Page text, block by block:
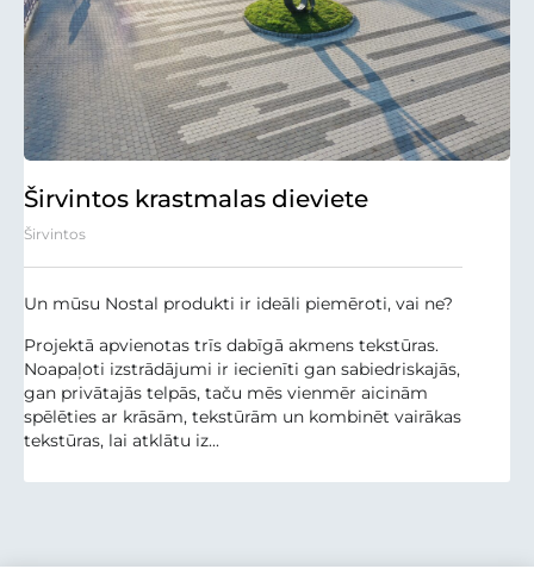
Širvintos krastmalas dieviete
Širvintos
Un mūsu Nostal produkti ir ideāli piemēroti, vai ne?
Projektā apvienotas trīs dabīgā akmens tekstūras.
Noapaļoti izstrādājumi ir iecienīti gan sabiedriskajās,
gan privātajās telpās, taču mēs vienmēr aicinām
spēlēties ar krāsām, tekstūrām un kombinēt vairākas
tekstūras, lai atklātu iz...